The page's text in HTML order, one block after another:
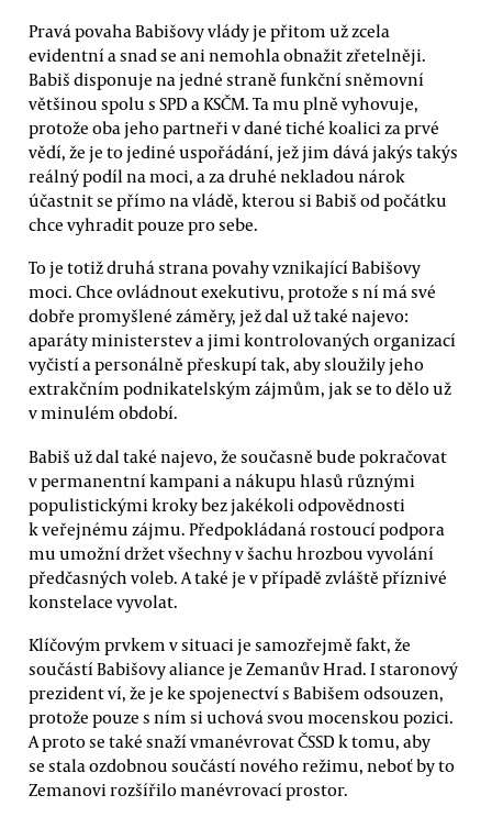
Pravá povaha Babišovy vlády je přitom už zcela
evidentní a snad se ani nemohla obnažit zřetelněji.
Babiš disponuje na jedné straně funkční sněmovní
většinou spolu s SPD a KSČM. Ta mu plně vyhovuje,
protože oba jeho partneři v dané tiché koalici za prvé
vědí, že je to jediné uspořádání, jež jim dává jakýs takýs
reálný podíl na moci, a za druhé nekladou nárok
účastnit se přímo na vládě, kterou si Babiš od počátku
chce vyhradit pouze pro sebe.
To je totiž druhá strana povahy vznikající Babišovy
moci. Chce ovládnout exekutivu, protože s ní má své
dobře promyšlené záměry, jež dal už také najevo:
aparáty ministerstev a jimi kontrolovaných organizací
vyčistí a personálně přeskupí tak, aby sloužily jeho
extrakčním podnikatelským zájmům, jak se to dělo už
v minulém období.
Babiš už dal také najevo, že současně bude pokračovat
v permanentní kampani a nákupu hlasů různými
populistickými kroky bez jakékoli odpovědnosti
k veřejnému zájmu. Předpokládaná rostoucí podpora
mu umožní držet všechny v šachu hrozbou vyvolání
předčasných voleb. A také je v případě zvláště příznivé
konstelace vyvolat.
Klíčovým prvkem v situaci je samozřejmě fakt, že
součástí Babišovy aliance je Zemanův Hrad. I staronový
prezident ví, že je ke spojenectví s Babišem odsouzen,
protože pouze s ním si uchová svou mocenskou pozici.
A proto se také snaží vmanévrovat ČSSD k tomu, aby
se stala ozdobnou součástí nového režimu, neboť by to
Zemanovi rozšířilo manévrovací prostor.